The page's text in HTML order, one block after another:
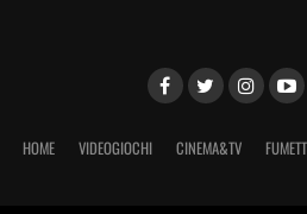
HOME VIDEOGIOCHI CINEMA&TV